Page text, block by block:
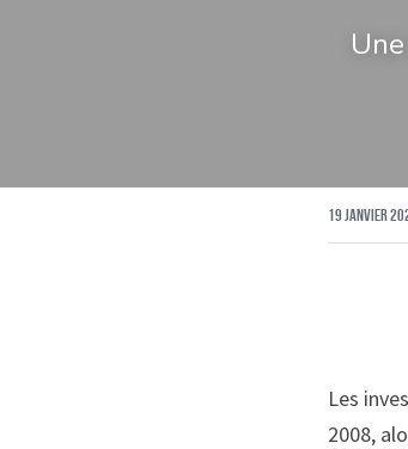
19 janvier
Les
2008,